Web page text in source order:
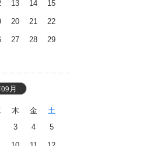
13 14 15
20 21 22
27 28 29
月
木 金
土
3 4 5